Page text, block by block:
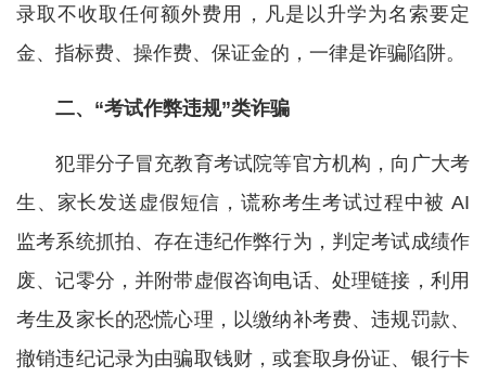
录取不收取任何额外费用，凡是以升学为名索要定
金、指标费、操作费、保证金的，一律是诈骗陷阱。
二、“考试作弊违规”类诈骗
犯罪分子冒充教育考试院等官方机构，向广大考
生、家长发送虚假短信，谎称考生考试过程中被 AI
监考系统抓拍、存在违纪作弊行为，判定考试成绩作
废、记零分，并附带虚假咨询电话、处理链接，利用
考生及家长的恐慌心理，以缴纳补考费、违规罚款、
撤销违纪记录为由骗取钱财，或套取身份证、银行卡